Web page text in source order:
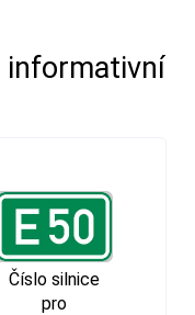
informativní
Číslo silnice
pro